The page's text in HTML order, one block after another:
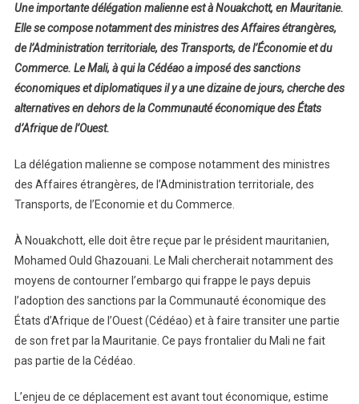
Une importante délégation malienne est à Nouakchott, en Mauritanie.
Elle se compose notamment des ministres des Affaires étrangères,
de l’Administration territoriale, des Transports, de l’Économie et du
Commerce. Le Mali, à qui la Cédéao a imposé des sanctions
économiques et diplomatiques il y a une dizaine de jours, cherche des
alternatives en dehors de la Communauté économique des États
d’Afrique de l’Ouest.
La délégation malienne se compose notamment des ministres
des Affaires étrangères, de l’Administration territoriale, des
Transports, de l’Economie et du Commerce.
À Nouakchott, elle doit être reçue par le président mauritanien,
Mohamed Ould Ghazouani. Le Mali chercherait notamment des
moyens de contourner l’embargo qui frappe le pays depuis
l’adoption des sanctions par la Communauté économique des
États d’Afrique de l’Ouest (Cédéao) et à faire transiter une partie
de son fret par la Mauritanie. Ce pays frontalier du Mali ne fait
pas partie de la Cédéao.
L’enjeu de ce déplacement est avant tout économique, estime